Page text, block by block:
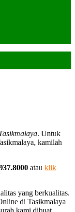
. Untuk
kamilah
atau klik
yang berkualitas.
di Tasikmalaya
kami dibuat